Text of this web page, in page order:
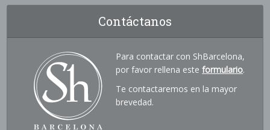
Contáctanos
Para contactar con ShBarcelona,
por favor rellena esteformulario.
Te contactaremos en la mayor
brevedad.